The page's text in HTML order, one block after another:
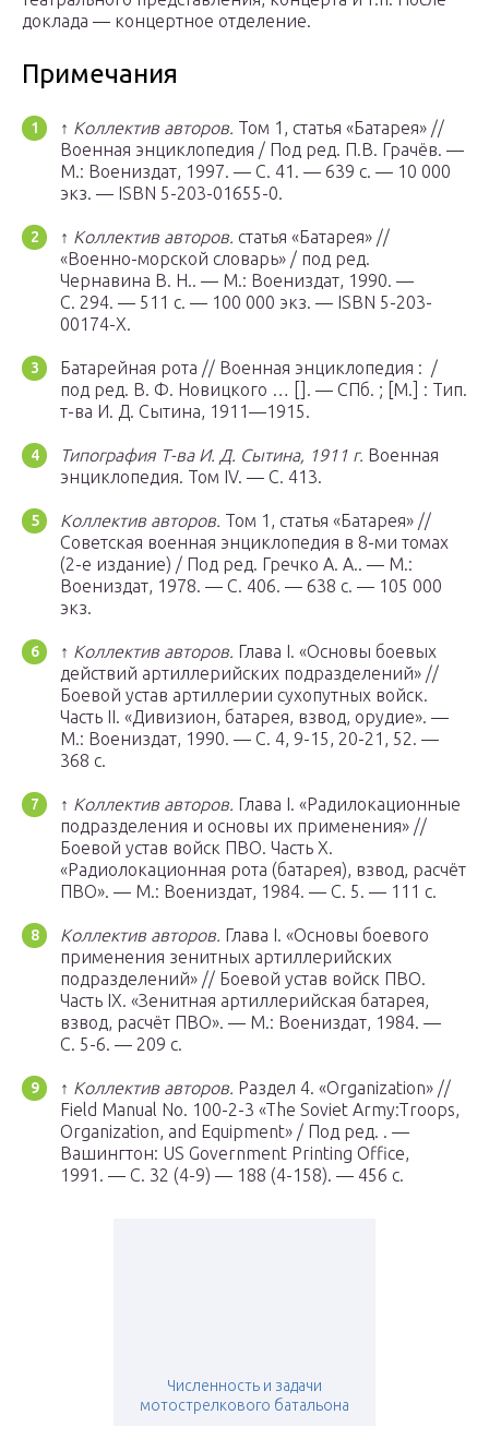
доклада — концертное отделение.
Примечания
↑ Коллектив авторов. Том 1, статья «Батарея» //
Военная энциклопедия / Под ред. П.В. Грачёв. —
М.: Воениздат, 1997. — С. 41. — 639 с. — 10 000
экз. — ISBN 5-203-01655-0.
↑ Коллектив авторов. статья «Батарея» //
«Военно-морской словарь» / под ред.
Чернавина В. Н.. — М.: Воениздат, 1990. —
С. 294. — 511 с. — 100 000 экз. — ISBN 5-203-
00174-X.
Батарейная рота // Военная энциклопедия : /
под ред. В. Ф. Новицкого … []. — СПб. ; [ М. ] : Тип.
т-ва И. Д. Сытина, 1911—1915.
Типография Т-ва И. Д. Сытина, 1911 г. Военная
энциклопедия. Том IV. — С. 413.
Коллектив авторов. Том 1, статья «Батарея» //
Советская военная энциклопедия в 8-ми томах
(2-е издание) / Под ред. Гречко А. А.. — М.:
Воениздат, 1978. — С. 406. — 638 с. — 105 000
экз.
↑ Коллектив авторов. Глава I. «Основы боевых
действий артиллерийских подразделений» //
Боевой устав артиллерии сухопутных войск.
Часть II. «Дивизион, батарея, взвод, орудие». —
М.: Воениздат, 1990. — С. 4, 9-15, 20-21, 52. —
368 с.
↑ Коллектив авторов. Глава I. «Радилокационные
подразделения и основы их применения» //
Боевой устав войск ПВО. Часть X.
«Радиолокационная рота (батарея), взвод, расчёт
ПВО». — М.: Воениздат, 1984. — С. 5. — 111 с.
Коллектив авторов. Глава I. «Основы боевого
применения зенитных артиллерийских
подразделений» // Боевой устав войск ПВО.
Часть IX. «Зенитная артиллерийская батарея,
взвод, расчёт ПВО». — М.: Воениздат, 1984. —
С. 5-6. — 209 с.
↑ Коллектив авторов. Раздел 4. «Organization» //
Field Manual No. 100-2-3 «The Soviet Army:Troops,
Organization, and Equipment» / Под ред. . —
Вашингтон: US Government Printing Office,
1991. — С. 32 (4-9) — 188 (4-158). — 456 с.
Численность и задачи
мотострелкового батальона